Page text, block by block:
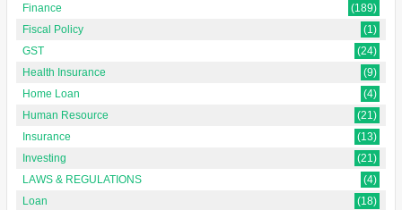
Finance
(189)
Fiscal Policy
(1)
GST
(24)
Health Insurance
(9)
Home Loan
(4)
Human Resource
(21)
Insurance
(13)
Investing
(21)
LAWS & REGULATIONS
(4)
Loan
(18)